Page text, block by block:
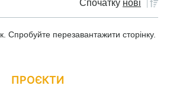
Спочатку нові
Спробуйте перезавантажити сторінку.
ПРОЄКТИ